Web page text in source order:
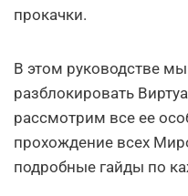
прокачки.
В этом руководстве
разблокировать
рассмотрим все ее
прохождение всех
подробные гайды по